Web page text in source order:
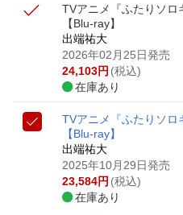
TVアニメ『ふたりソロ
【Blu-ray】
出端祐大
2026年02月25日発売
24,103円 (税込)
在庫あり
TVアニメ『ふたりソロ
【Blu-ray】
出端祐大
2025年10月29日発売
23,584円 (税込)
在庫あり